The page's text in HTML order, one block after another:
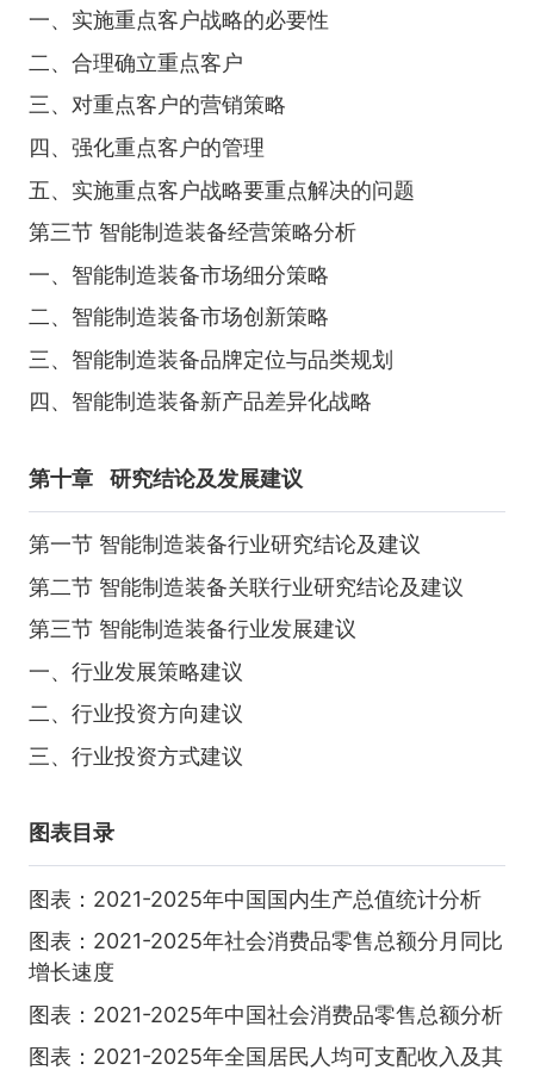
一、实施重点客户战略的必要性
二、合理确立重点客户
三、对重点客户的营销策略
四、强化重点客户的管理
五、实施重点客户战略要重点解决的问题
第三节 智能制造装备经营策略分析
一、智能制造装备市场细分策略
二、智能制造装备市场创新策略
三、智能制造装备品牌定位与品类规划
四、智能制造装备新产品差异化战略
第十章 研究结论及发展建议
第一节 智能制造装备行业研究结论及建议
第二节 智能制造装备关联行业研究结论及建议
第三节 智能制造装备行业发展建议
一、行业发展策略建议
二、行业投资方向建议
三、行业投资方式建议
图表目录
图表：2021-2025年中国国内生产总值统计分析
图表：2021-2025年社会消费品零售总额分月同比
增长速度
图表：2021-2025年中国社会消费品零售总额分析
图表：2021-2025年全国居民人均可支配收入及其